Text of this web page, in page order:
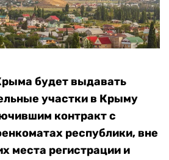
будет выдавать
участки в Крыму
контракт с
республики, вне
места регистрации и